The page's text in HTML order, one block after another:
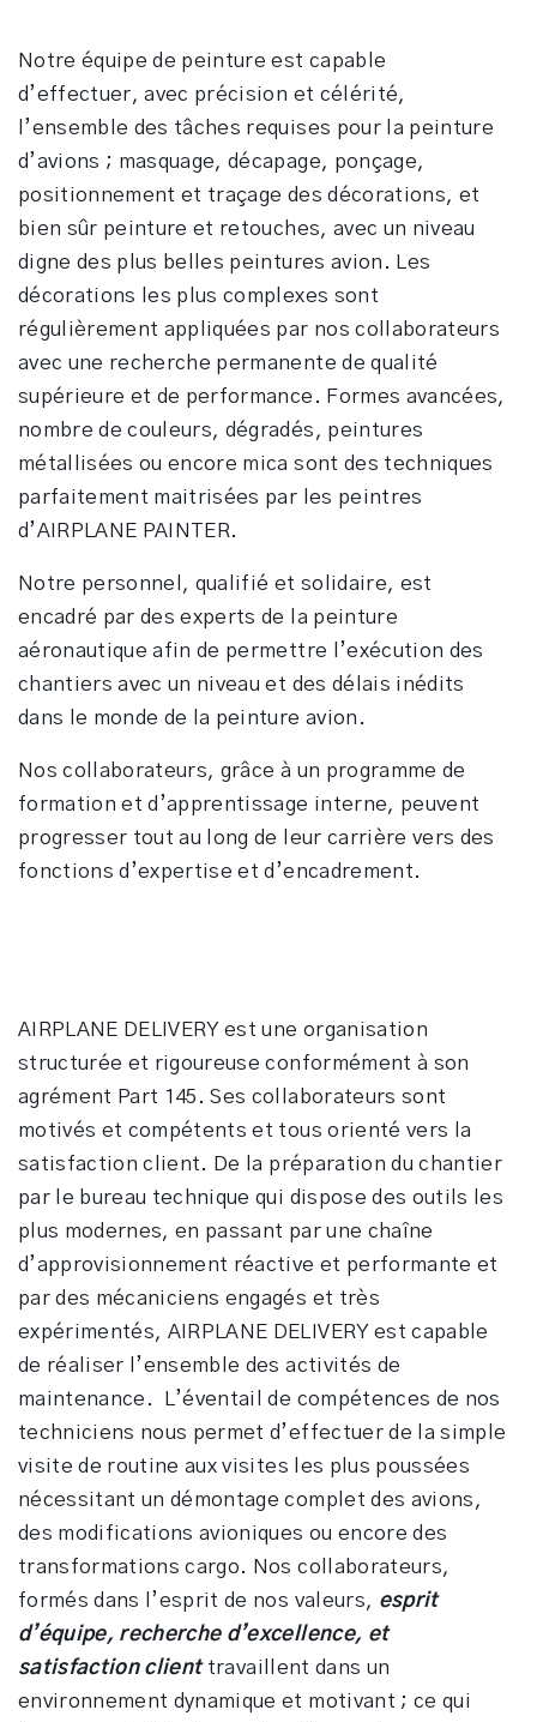
Notre équipe de peinture est capable
d’effectuer, avec précision et célérité,
l’ensemble des tâches requises pour la peinture
d’avions ; masquage, décapage, ponçage,
positionnement et traçage des décorations, et
bien sûr peinture et retouches, avec un niveau
digne des plus belles peintures avion. Les
décorations les plus complexes sont
régulièrement appliquées par nos collaborateurs
avec une recherche permanente de qualité
supérieure et de performance. Formes avancées,
nombre de couleurs, dégradés, peintures
métallisées ou encore mica sont des techniques
parfaitement maitrisées par les peintres
d’AIRPLANE PAINTER.
Notre personnel, qualifié et solidaire, est
encadré par des experts de la peinture
aéronautique afin de permettre l’exécution des
chantiers avec un niveau et des délais inédits
dans le monde de la peinture avion.
Nos collaborateurs, grâce à un programme de
formation et d’apprentissage interne, peuvent
progresser tout au long de leur carrière vers des
fonctions d’expertise et d’encadrement.
AIRPLANE DELIVERY est une organisation
structurée et rigoureuse conformément à son
agrément Part 145. Ses collaborateurs sont
motivés et compétents et tous orienté vers la
satisfaction client. De la préparation du chantier
par le bureau technique qui dispose des outils les
plus modernes, en passant par une chaîne
d’approvisionnement réactive et performante et
par des mécaniciens engagés et très
expérimentés, AIRPLANE DELIVERY est capable
de réaliser l’ensemble des activités de
maintenance. L’éventail de compétences de nos
techniciens nous permet d’effectuer de la simple
visite de routine aux visites les plus poussées
nécessitant un démontage complet des avions,
des modifications avioniques ou encore des
transformations cargo. Nos collaborateurs,
formés dans l’esprit de nos valeurs, esprit
d’équipe, recherche d’excellence, et
satisfaction clienttravaillent dans un
environnement dynamique et motivant ; ce qui